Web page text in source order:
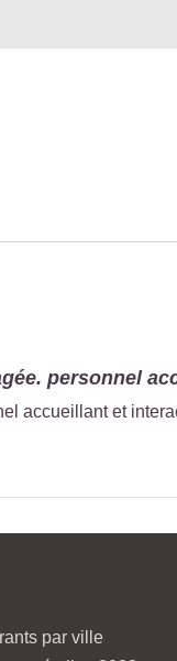
personnel
accueillant et
par ville